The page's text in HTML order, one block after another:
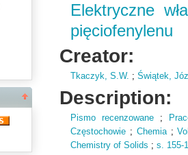
Elektryczne
pięciofenylenu
Creator:
Tkaczyk, S.W. ;Świątek,
Description:
Pismo recenzowane ;
Częstochowie ; Chemia;
Chemistry of Solids ;s. 155-